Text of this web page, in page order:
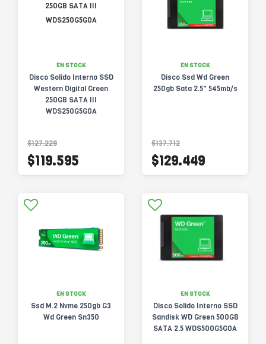
EN STOCK
Disco Solido Interno SSD
Western Digital Green
250GB SATA III
WDS250G5G0A
$127.229
$119.595
EN STOCK
Disco Ssd Wd Green
250gb Sata 2.5" 545mb/s
$137.712
$129.449
EN STOCK
Ssd M.2 Nvme 250gb G3
Wd Green Sn350
EN STOCK
Disco Solido Interno SSD
Sandisk WD Green 500GB
SATA 2.5 WDS500G5G0A